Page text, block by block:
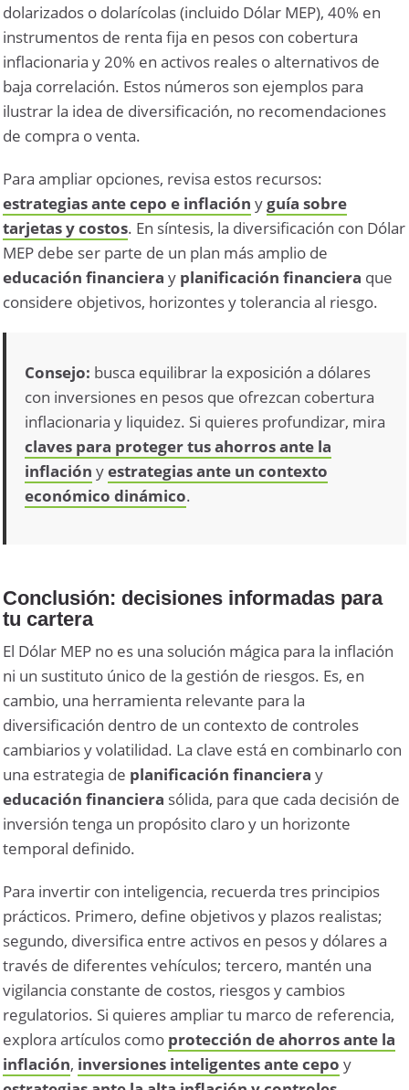
dolarizados o dolarícolas (incluido Dólar MEP), 40% en
instrumentos de renta fija en pesos con cobertura
inflacionaria y 20% en activos reales o alternativos de
baja correlación. Estos números son ejemplos para
ilustrar la idea de diversificación, no recomendaciones
de compra o venta.
Para ampliar opciones, revisa estos recursos:
estrategias ante cepo e inflación yguía sobre
tarjetas y costos. En síntesis, la diversificación con Dólar
MEP debe ser parte de un plan más amplio de
educación financiera y planificación financiera que
considere objetivos, horizontes y tolerancia al riesgo.
Consejo: busca equilibrar la exposición a dólares
con inversiones en pesos que ofrezcan cobertura
inflacionaria y liquidez. Si quieres profundizar, mira
claves para proteger tus ahorros ante la
inflación yestrategias ante un contexto
económico dinámico.
Conclusión: decisiones informadas para
tu cartera
El Dólar MEP no es una solución mágica para la inflación
ni un sustituto único de la gestión de riesgos. Es, en
cambio, una herramienta relevante para la
diversificación dentro de un contexto de controles
cambiarios y volatilidad. La clave está en combinarlo con
una estrategia de planificación financiera y
educación financiera sólida, para que cada decisión de
inversión tenga un propósito claro y un horizonte
temporal definido.
Para invertir con inteligencia, recuerda tres principios
prácticos. Primero, define objetivos y plazos realistas;
segundo, diversifica entre activos en pesos y dólares a
través de diferentes vehículos; tercero, mantén una
vigilancia constante de costos, riesgos y cambios
regulatorios. Si quieres ampliar tu marco de referencia,
explora artículos como protección de ahorros ante la
inflación, inversiones inteligentes ante cepo y